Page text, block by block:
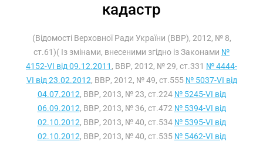
кадастр
(Відомості Верховної Ради України (ВВР), 2012, № 8,
ст.61)( Із змінами, внесеними згідно із Законами №
4152-VI від 09.12.2011 , ВВР, 2012, № 29, ст.331 № 4444-
VI від 23.02.2012, ВВР, 2012, № 49, ст.555 № 5037-VI від
04.07.2012, ВВР, 2013, № 23, ст.224 № 5245-VI від
06.09.2012, ВВР, 2013, № 36, ст.472 № 5394-VI від
02.10.2012, ВВР, 2013, № 40, ст.534 № 5395-VI від
02.10.2012, ВВР, 2013, № 40, ст.535 № 5462-VI від